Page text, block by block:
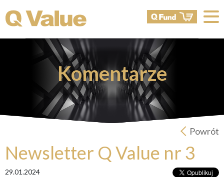
Komentarze
Powrót
Newsletter Q Value nr 3
29.01.2024